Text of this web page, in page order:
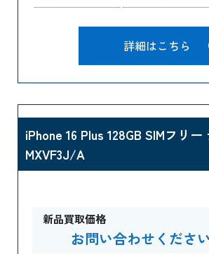
詳細はこちら
iPhone 16 Plus 128GB SIMフリ
MXVF3J/A
新品買取価格
お問い合わせください